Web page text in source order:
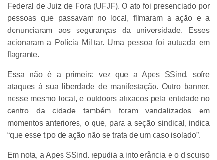
Federal de Juiz de Fora (UFJF). O ato foi presenciado por
pessoas que passavam no local, filmaram a ação e a
denunciaram aos seguranças da universidade. Esses
acionaram a Polícia Militar. Uma pessoa foi autuada em
flagrante.
Essa não é a primeira vez que a Apes SSind. sofre
ataques à sua liberdade de manifestação. Outro banner,
nesse mesmo local, e outdoors afixados pela entidade no
centro da cidade também foram vandalizados em
momentos anteriores, o que, para a seção sindical, indica
“que esse tipo de ação não se trata de um caso isolado”.
Em nota, a Apes SSind. repudia a intolerância e o discurso